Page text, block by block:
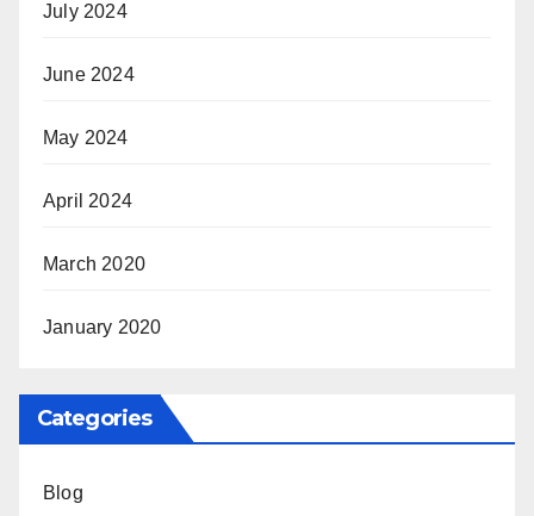
July 2024
June 2024
May 2024
April 2024
March 2020
January 2020
Categories
Blog